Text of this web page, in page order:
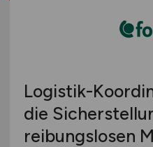
Logistik-
die
reibungslosen